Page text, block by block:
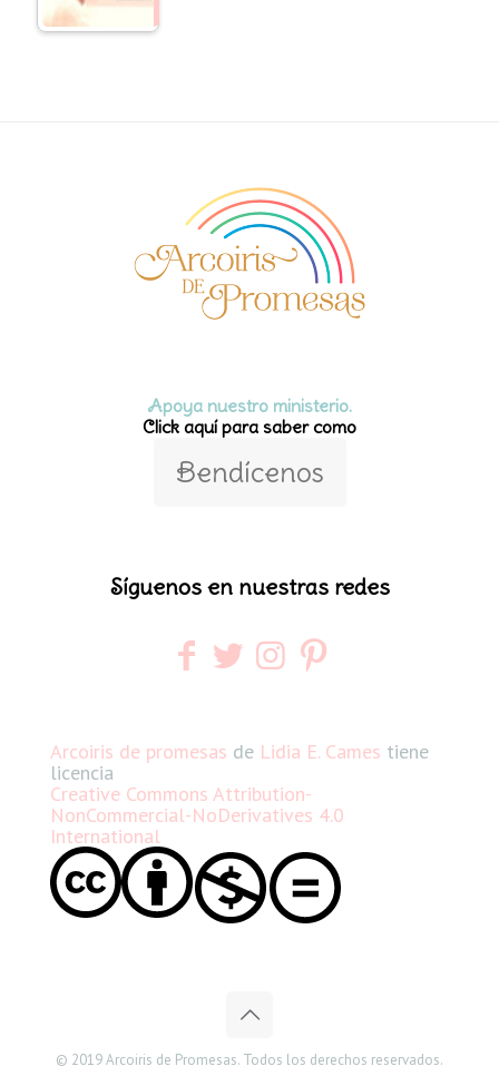
Apoya nuestro ministerio.
Click aquí para saber como
Bendícenos
Síguenos en nuestras redes
Arcoiris de promesas de Lidia E. Cames tiene
licencia
Creative Commons Attribution-
NonCommercial-NoDerivatives 4.0
International
© 2019 Arcoiris de Promesas. Todos los derechos reservados.